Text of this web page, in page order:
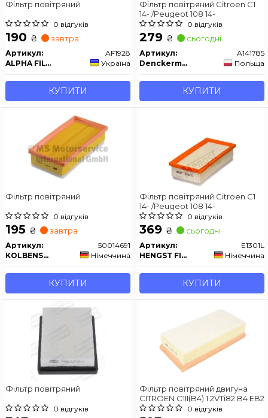
Фільтр повітряний
0 відгуків
190 ₴ завтра
Артикул:
AF1928
ALPHA FILTER
Україна
КУПИТИ
Фільтр повітряний Citroen C1
14- /Peugeot 108 14-
0 відгуків
279 ₴ сьогодні
Артикул:
A141785
Denckermann
Польща
КУПИТИ
Фільтр повітряний
0 відгуків
195 ₴ завтра
Артикул:
50014691
KOLBENSCHMIDT
Німеччина
КУПИТИ
Фільтр повітряний Citroen C1
14- /Peugeot 108 14-
0 відгуків
369 ₴ сьогодні
Артикул:
E1301L
HENGST FILTER
Німеччина
КУПИТИ
Фільтр повітряний
0 відгуків
Фільтр повітряний двигуна
CITROEN C1II(B4) 1.2VTi82 B4 EB2
0 відгуків